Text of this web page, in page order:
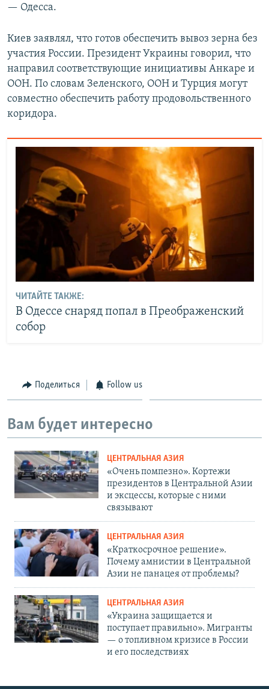
— Одесса.
Киев заявлял, что готов обеспечить вывоз зерна без
участия России. Президент Украины говорил, что
направил соответствующие инициативы Анкаре и
ООН. По словам Зеленского, ООН и Турция могут
совместно обеспечить работу продовольственного
коридора.
ЧИТАЙТЕ ТАКЖЕ:
В Одессе снаряд попал в Преображенский
собор
Поделиться Follow us
Вам будет интересно
ЦЕНТРАЛЬНАЯ АЗИЯ
«Очень помпезно». Кортежи
президентов в Центральной Азии
и эксцессы, которые с ними
связывают
ЦЕНТРАЛЬНАЯ АЗИЯ
«Краткосрочное решение».
Почему амнистии в Центральной
Азии не панацея от проблемы?
ЦЕНТРАЛЬНАЯ АЗИЯ
«Украина защищается и
поступает правильно». Мигранты
— о топливном кризисе в России
и его последствиях